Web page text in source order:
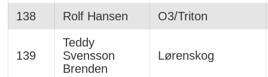
138
Rolf Hansen O3/Triton
139
Teddy
Svensson
Brenden
Lørenskog